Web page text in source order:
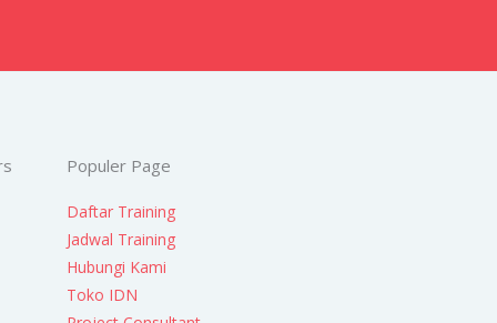
Populer Page
Daftar Training
Jadwal Training
Hubungi Kami
Toko IDN